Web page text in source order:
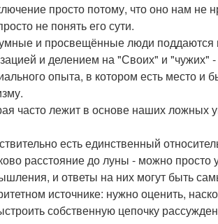
просто потому, что оно нам не
не понять его сути.
и просвещённые люди
и делением на "Своих" и "чужих"
опыта, в котором есть место и
часто лежит в основе наших
есть единственный
расстояние до луны - можно
и ответы на них могут быть
источнике: нужно оценить,
собственную цепочку